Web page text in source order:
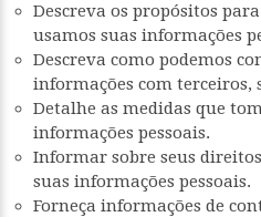
Descreva os propósitos
usamos suas informações
Descreva como podemos
informações com terceiros,
Detalhe as medidas que
informações pessoais.
Informar sobre seus
suas informações pessoais.
Forneça informações de